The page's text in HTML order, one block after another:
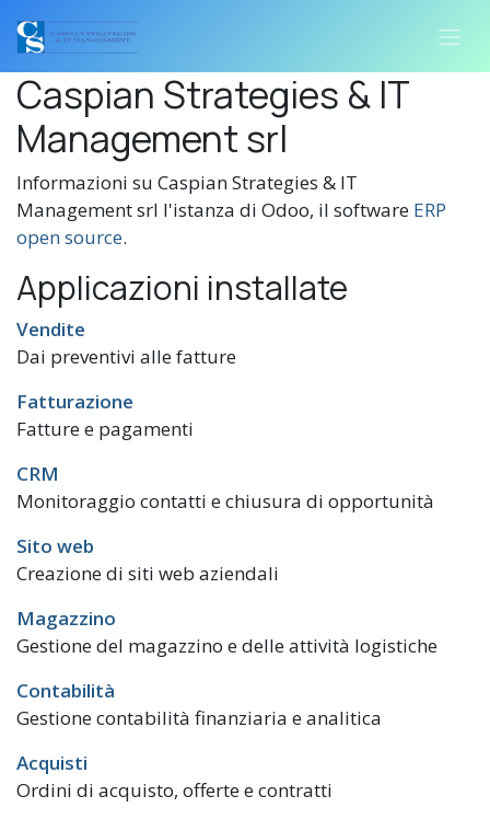
Caspian Strategies & IT
Management srl
Informazioni su Caspian Strategies & IT
Management srl l'istanza di Odoo, il software ERP
open source.
Applicazioni installate
Vendite
Dai preventivi alle fatture
Fatturazione
Fatture e pagamenti
CRM
Monitoraggio contatti e chiusura di opportunità
Sito web
Creazione di siti web aziendali
Magazzino
Gestione del magazzino e delle attività logistiche
Contabilità
Gestione contabilità finanziaria e analitica
Acquisti
Ordini di acquisto, offerte e contratti